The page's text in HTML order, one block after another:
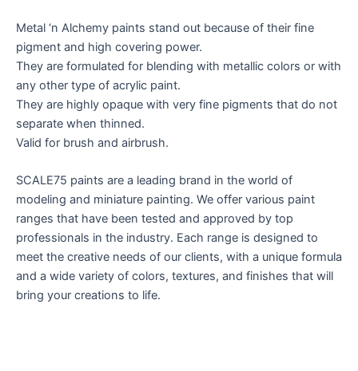
Metal ‘n Alchemy paints stand out because of their fine
pigment and high covering power.
They are formulated for blending with metallic colors or with
any other type of acrylic paint.
They are highly opaque with very fine pigments that do not
separate when thinned.
Valid for brush and airbrush.
SCALE75 paints are a leading brand in the world of
modeling and miniature painting. We offer various paint
ranges that have been tested and approved by top
professionals in the industry. Each range is designed to
meet the creative needs of our clients, with a unique formula
and a wide variety of colors, textures, and finishes that will
bring your creations to life.